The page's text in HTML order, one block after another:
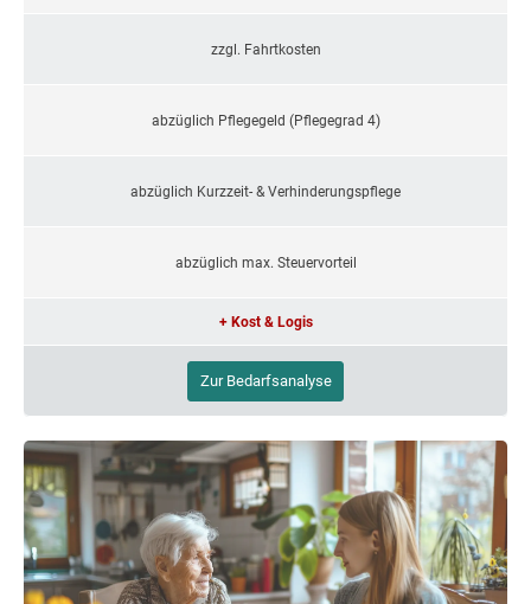
zzgl. Fahrtkosten
abzüglich Pflegegeld (Pflegegrad 4)
abzüglich Kurzzeit- & Verhinderungspflege
abzüglich max. Steuervorteil
+ Kost & Logis
Zur Bedarfsanalyse